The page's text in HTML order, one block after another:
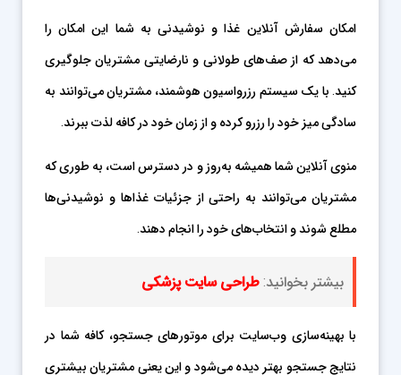
امکان سفارش آنلاین غذا و نوشیدنی به شما این امکان را
می‌دهد که از صف‌های طولانی و نارضایتی مشتریان جلوگیری
کنید. با یک سیستم رزرواسیون هوشمند، مشتریان می‌توانند به
سادگی میز خود را رزرو کرده و از زمان خود در کافه لذت ببرند.
منوی آنلاین شما همیشه به‌روز و در دسترس است، به طوری که
مشتریان می‌توانند به راحتی از جزئیات غذاها و نوشیدنی‌ها
مطلع شوند و انتخاب‌های خود را انجام دهند.
بیشتر بخوانید: طراحی سایت پزشکی
با بهینه‌سازی وب‌سایت برای موتورهای جستجو، کافه شما در
نتایج جستجو بهتر دیده می‌شود و این یعنی مشتریان بیشتری